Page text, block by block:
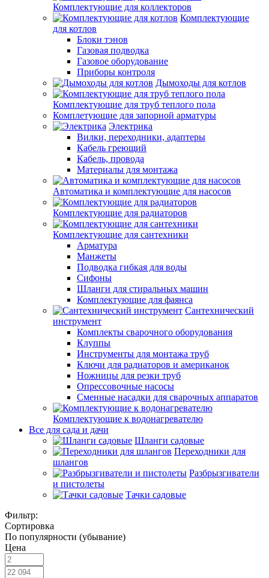
Комплектующие для коллекторов
Комплектующие
для котлов
Блоки тэнов
Газовая подводка
Газовое оборудование
Приборы контроля
Дымоходы для котлов
Комплектующие для труб теплого пола
Комплетующие для запорной арматуры
Электрика
Вилки, переходники, адаптеры
Кабель греющий
Кабель, провода
Материалы для монтажа
Автоматика и комплектующие для насосов
Комплектующие для радиаторов
Комплектующие для сантехники
Арматура
Манжеты
Подводка гибкая для воды
Сифоны
Шланги для стиральных машин
Комплектующие для фаянса
Сантехнический
инструмент
Комплекты сварочного оборудования
Клуппы
Инструменты для монтажа труб
Ключи для радиаторов и американок
Ножницы для резки труб
Опрессовочные насосы
Сменные насадки для сварочных аппаратов
Комплектующие к водонагревателю
Все для сада и дачи
Шланги садовые
Переходники для
шлангов
Разбрызгиватели
и пистолеты
Тачки садовые
Фильтр:
Сортировка
По популярности (убывание)
Цена